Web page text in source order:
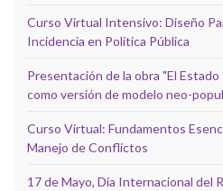
Curso Virtual Intensivo: Diseño
Incidencia en Política Pública
Presentación de la obra "El
como versión de modelo neo-
Curso Virtual: Fundamentos
Manejo de Conflictos
17 de Mayo, Día Internacional del